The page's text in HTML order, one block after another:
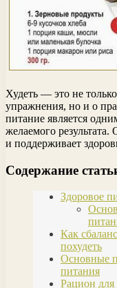
Худеть — это не
упражнения, но и о
питание является
желаемого
и поддерживает
Содержание
Здоровое
Как
похудеть
Основные
питания
Рацион для